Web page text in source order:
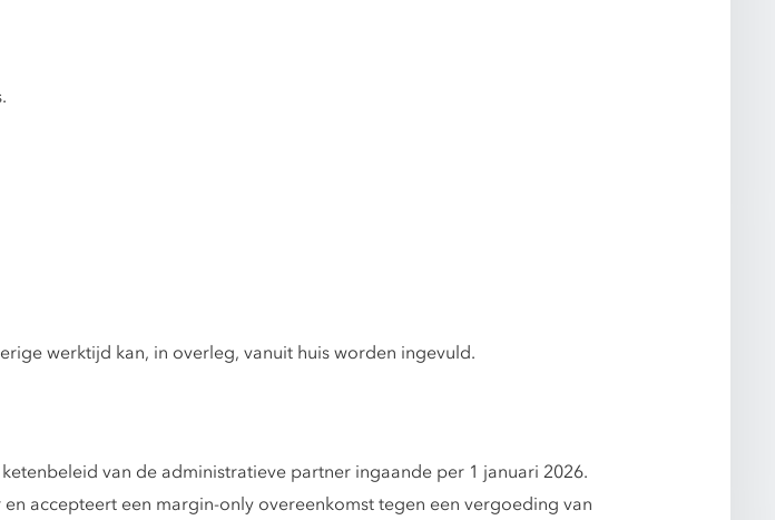
werktijd kan, in overleg, vanuit huis worden ingevuld.
van de administratieve partner ingaande per 1 januari 2026.
accepteert een margin-only overeenkomst tegen een vergoeding van